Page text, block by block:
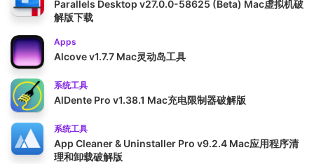
Parallels Desktop v27.0.0-58625 (Beta) Mac虚拟机破
解版下载
Apps
Alcove v1.7.7 Mac灵动岛工具
系统工具
AlDente Pro v1.38.1 Mac充电限制器破解版
系统工具
App Cleaner & Uninstaller Pro v9.2.4 Mac应用程序清
理和卸载破解版